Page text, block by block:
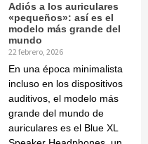
Adiós a los auriculares
«pequeños»: así es el
modelo más grande del
mundo
22 febrero, 2026
En una época minimalista
incluso en los dispositivos
auditivos, el modelo más
grande del mundo de
auriculares es el Blue XL